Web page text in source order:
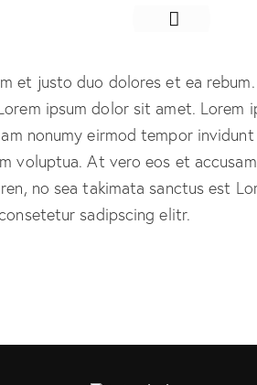
et justo duo dolores et ea
ipsum dolor sit amet. Lorem
nonumy eirmod tempor
voluptua. At vero eos et
no sea takimata sanctus est
sadipscing elitr.